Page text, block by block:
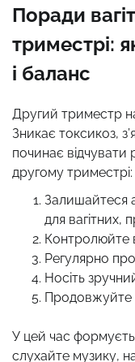
Поради
триместрі:
і баланс
Другий триместр
Зникає токсикоз,
починає
другому триместрі:
Залишайтеся
для вагітних,
Контролюйте
Регулярно
Носіть
Продовжуйте
У цей час
слухайте музику,